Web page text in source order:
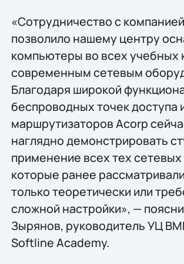
«Сотрудничество с
позволило нашему центру
компьютеры во всех учебных
современным сетевым
Благодаря широкой
беспроводных точек доступа
маршрутизаторов Acorp
наглядно демонстрировать
применение всех тех сетевых
которые ранее
только теоретически или
сложной настройки», —
Зырянов, руководитель УЦ
Softline Academy.